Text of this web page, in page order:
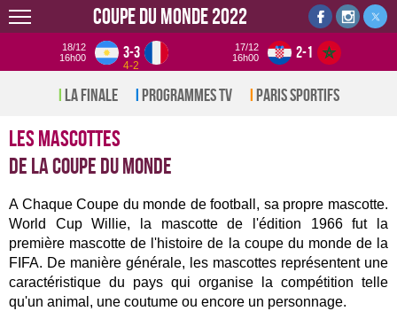
Coupe du monde 2022
18/12
16h00
3-3
4-2
17/12
16h00
2-1
La Finale Programmes TV Paris sportifs
Les mascottes
de la Coupe du monde
A Chaque Coupe du monde de football, sa propre mascotte.
World Cup Willie, la mascotte de l'édition 1966 fut la
première mascotte de l'histoire de la coupe du monde de la
FIFA. De manière générale, les mascottes représentent une
caractéristique du pays qui organise la compétition telle
qu'un animal, une coutume ou encore un personnage.